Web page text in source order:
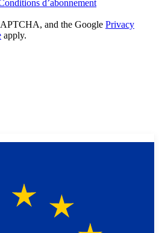
d’abonnement
and the Google Privacy
apply.